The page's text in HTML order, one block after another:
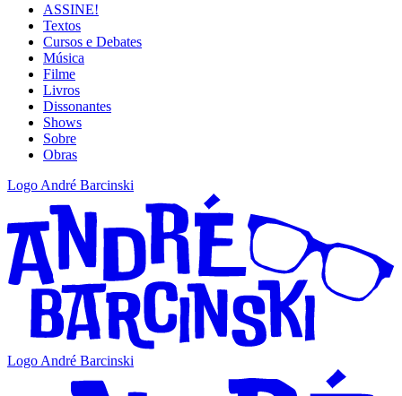
ASSINE!
Textos
Cursos e Debates
Música
Filme
Livros
Dissonantes
Shows
Sobre
Obras
Logo André Barcinski
Logo André Barcinski